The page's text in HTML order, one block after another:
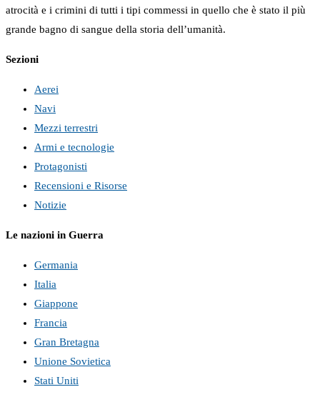
atrocità e i crimini di tutti i tipi commessi in quello che è stato il più
grande bagno di sangue della storia dell’umanità.
Sezioni
Aerei
Navi
Mezzi terrestri
Armi e tecnologie
Protagonisti
Recensioni e Risorse
Notizie
Le nazioni in Guerra
Germania
Italia
Giappone
Francia
Gran Bretagna
Unione Sovietica
Stati Uniti